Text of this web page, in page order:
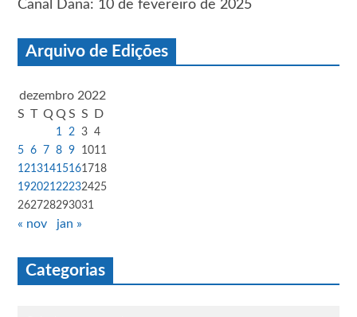
Canal Dana: 10 de fevereiro de 2025
Arquivo de Edições
dezembro 2022
S T Q Q S S D
1 2 3 4
5 6 7 8 9 1011
12131415161718
192021 22232425
262728293031
« nov jan »
Categorias